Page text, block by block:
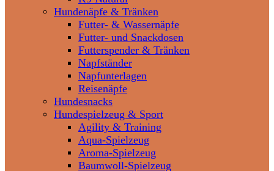
Hundenäpfe & Tränken
Futter- & Wassernäpfe
Futter- und Snackdosen
Futterspender & Tränken
Napfständer
Napfunterlagen
Reisenäpfe
Hundesnacks
Hundespielzeug & Sport
Agility & Training
Aqua-Spielzeug
Aroma-Spielzeug
Baumwoll-Spielzeug